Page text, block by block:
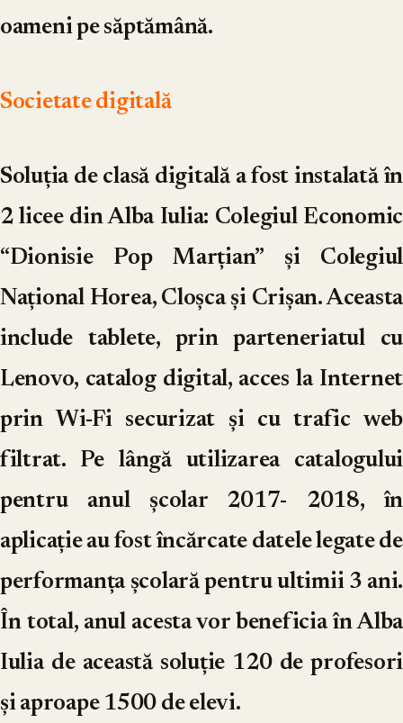
oameni pe săptămână.
Societate digitală
Soluția de clasă digitală a fost instalată în
2 licee din Alba Iulia: Colegiul Economic
“Dionisie Pop Marțian” și Colegiul
Național Horea, Cloșca și Crișan. Aceasta
include tablete, prin parteneriatul cu
Lenovo, catalog digital, acces la Internet
prin Wi-Fi securizat și cu trafic web
filtrat. Pe lângă utilizarea catalogului
pentru anul școlar 2017- 2018, în
aplicație au fost încărcate datele legate de
performanța școlară pentru ultimii 3 ani.
În total, anul acesta vor beneficia în Alba
Iulia de această soluție 120 de profesori
și aproape 1500 de elevi.